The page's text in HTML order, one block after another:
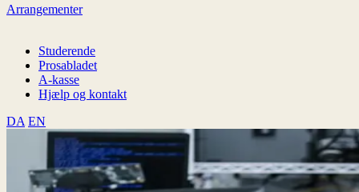
Arrangementer
Studerende
Prosabladet
A-kasse
Hjælp og kontakt
DA EN